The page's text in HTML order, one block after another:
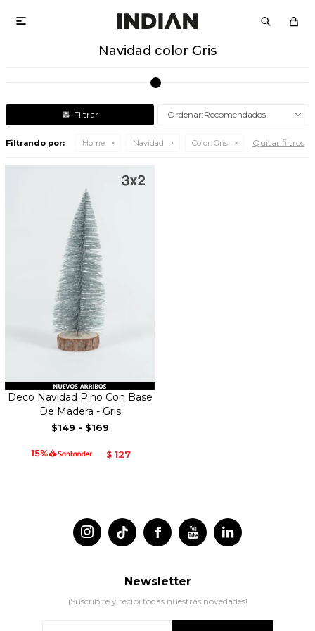

Navidad color Gris
Recomendados
Filtrando por: Home Navidad Color: Gris Quitar filtros
Deco Navidad Pino Con Base
De Madera - Gris
$149 - $169
$ 127
 
 
Newsletter
¡Suscribite y recibí todas nuestras novedades!